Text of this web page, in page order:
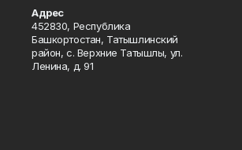
Адрес
452830, Республика
Башкортостан, Татышлинский
район, с. Верхние Татышлы, ул.
Ленина, д. 91